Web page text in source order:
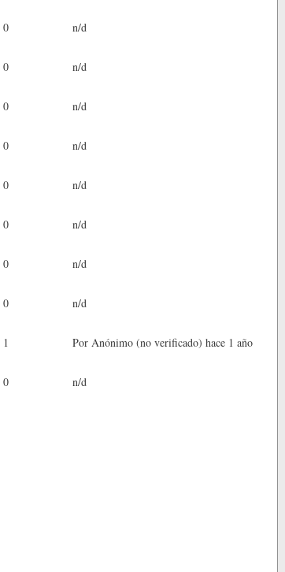
0 n/d
0 n/d
0 n/d
0 n/d
0 n/d
0 n/d
0 n/d
0 n/d
1 PorAnónimo (no verificado) hace 1 año
0 n/d